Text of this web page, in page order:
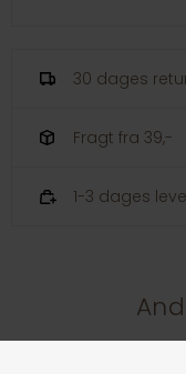
30 dages
Fragt fra 39,-
1-3 dages